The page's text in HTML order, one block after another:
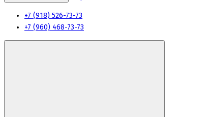
+7 (918) 526-73-73
+7 (960) 468-73-73